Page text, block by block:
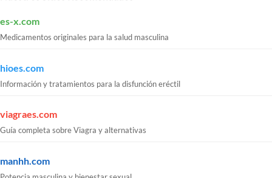
es-x.com
Medicamentos originales para la salud masculina
hioes.com
Información y tratamientos para la disfunción eréctil
viagraes.com
Guía completa sobre Viagra y alternativas
manhh.com